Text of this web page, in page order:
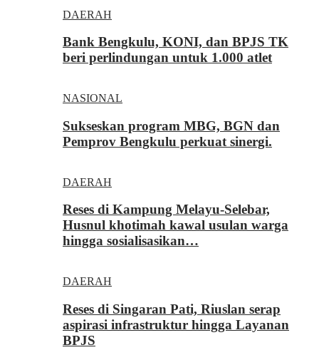
DAERAH
Bank Bengkulu, KONI, dan BPJS TK
beri perlindungan untuk 1.000 atlet
NASIONAL
Sukseskan program MBG, BGN dan
Pemprov Bengkulu perkuat sinergi.
DAERAH
Reses di Kampung Melayu-Selebar,
Husnul khotimah kawal usulan warga
hingga sosialisasikan…
DAERAH
Reses di Singaran Pati, Riuslan serap
aspirasi infrastruktur hingga Layanan
BPJS